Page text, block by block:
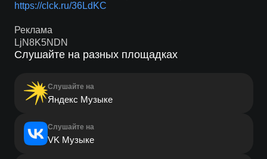
https://clck.ru/36LdKC
Реклама
LjN8K5NDN
Слушайте на разных площадках
Слушайте на
Яндекс Музыке
Слушайте на
VK Музыке